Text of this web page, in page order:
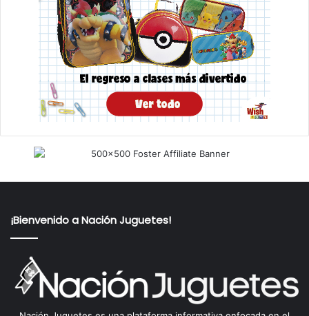
¡Bienvenido a Nación Juguetes!